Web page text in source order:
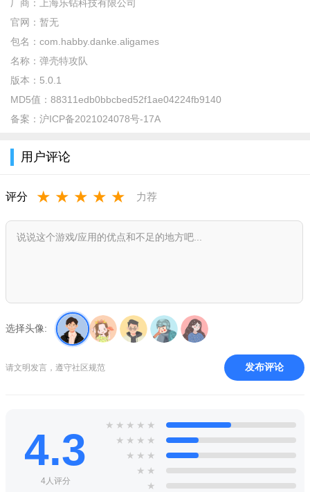
弹壳特攻队九游版怎么玩？
厂商：
上海乐钻科技有限公司
官网： 暂无
包名： com.habby.danke.aligames
名称： 弹壳特攻队
版本： 5.0.1
MD5值： 88311edb0bbcbed52f1ae04224fb9140
备案： 沪ICP备2021024078号-17A
用户评论
评分 ★ ★ ★ ★ ★ 力荐
选择头像:
请文明发言，遵守社区规范 发布评论
4.3
4人评分
★ ★ ★ ★ ★
★ ★ ★ ★
★ ★ ★
★ ★
★